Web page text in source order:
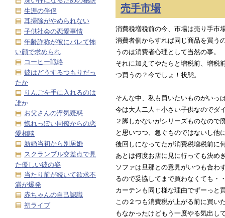
売手市場
消費税増税前の今、市場は売り手市
消費者側からすれば同じ商品を買う
うのは消費者心理として当然の事。
それに加えてやたらと増税前、増税
つ買うの？今でしょ！状態。
そんな中、私も買いたいものがいっ
今は大人二人＋小さい子供なのでダ
２脚しかないがシリーズものなので
と思いつつ、急ぐものではないし他
後回しになってたが消費税増税前に
あとは何度お店に見に行っても決め
ソファは旦那との意見がいつも合わ
るので妥協してまで買わなくても・
カーテンも同じ様な理由でずーっと
この２つも消費税が上がる前に買い
もなかったけどもう一度やる気出し
生涯の伴侶
耳掃除がやめられない
子供社会の恋愛事情
年齢詐称が彼にバレて怖
い顔で求められ
コーヒー戦略
彼はどうするつもりだっ
たか
りんごを手に入れるのは
誰か
お父さんの浮気疑惑
惚れっぽい同僚からの恋
愛相談
新婚当初から別居婚
スクランブル交差点で見
た優しい彼の姿
当たり前が続いて欲求不
満が爆発
赤ちゃんの自己認識
初ライブ